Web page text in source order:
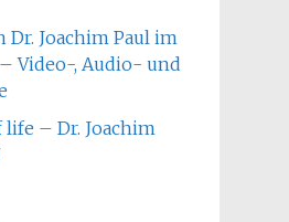
Dr. Joachim Paul im
Video-, Audio- und
life – Dr. Joachim